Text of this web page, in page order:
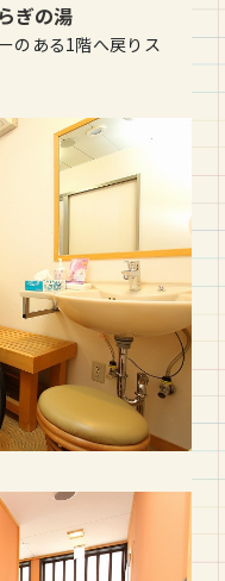
ぎの湯
のある1階へ戻りス